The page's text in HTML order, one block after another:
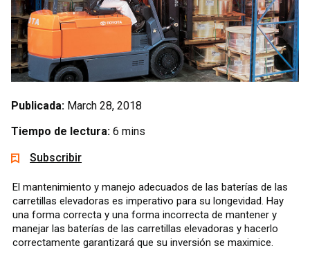
Publicada: March 28, 2018
Tiempo de lectura: 6 mins
Subscribir
El mantenimiento y manejo adecuados de las baterías de las
carretillas elevadoras es imperativo para su longevidad. Hay
una forma correcta y una forma incorrecta de mantener y
manejar las baterías de las carretillas elevadoras y hacerlo
correctamente garantizará que su inversión se maximice.